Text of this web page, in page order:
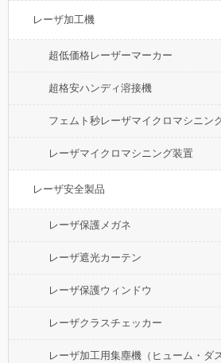
レーザ加工機
超低価格レーザーマーカー
超格安ハンディ溶接機
フェムト秒レーザマイクロマシニン
レーザマイクロマシニング装置
レーザ安全製品
レーザ保護メガネ
レーザ遮光カーテン
レーザ保護ウィンドウ
レーザクラスチェッカー
レーザ加工用集塵機（ヒューム・ダ